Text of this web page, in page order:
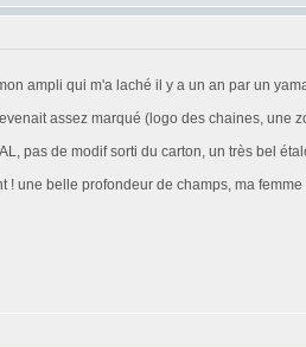
ampli qui m'a laché il y a un an par un
assez marqué (logo des chaines, une
pas de modif sorti du carton, un très bel
une belle profondeur de champs, ma